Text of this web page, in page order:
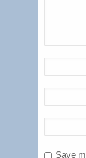
Save